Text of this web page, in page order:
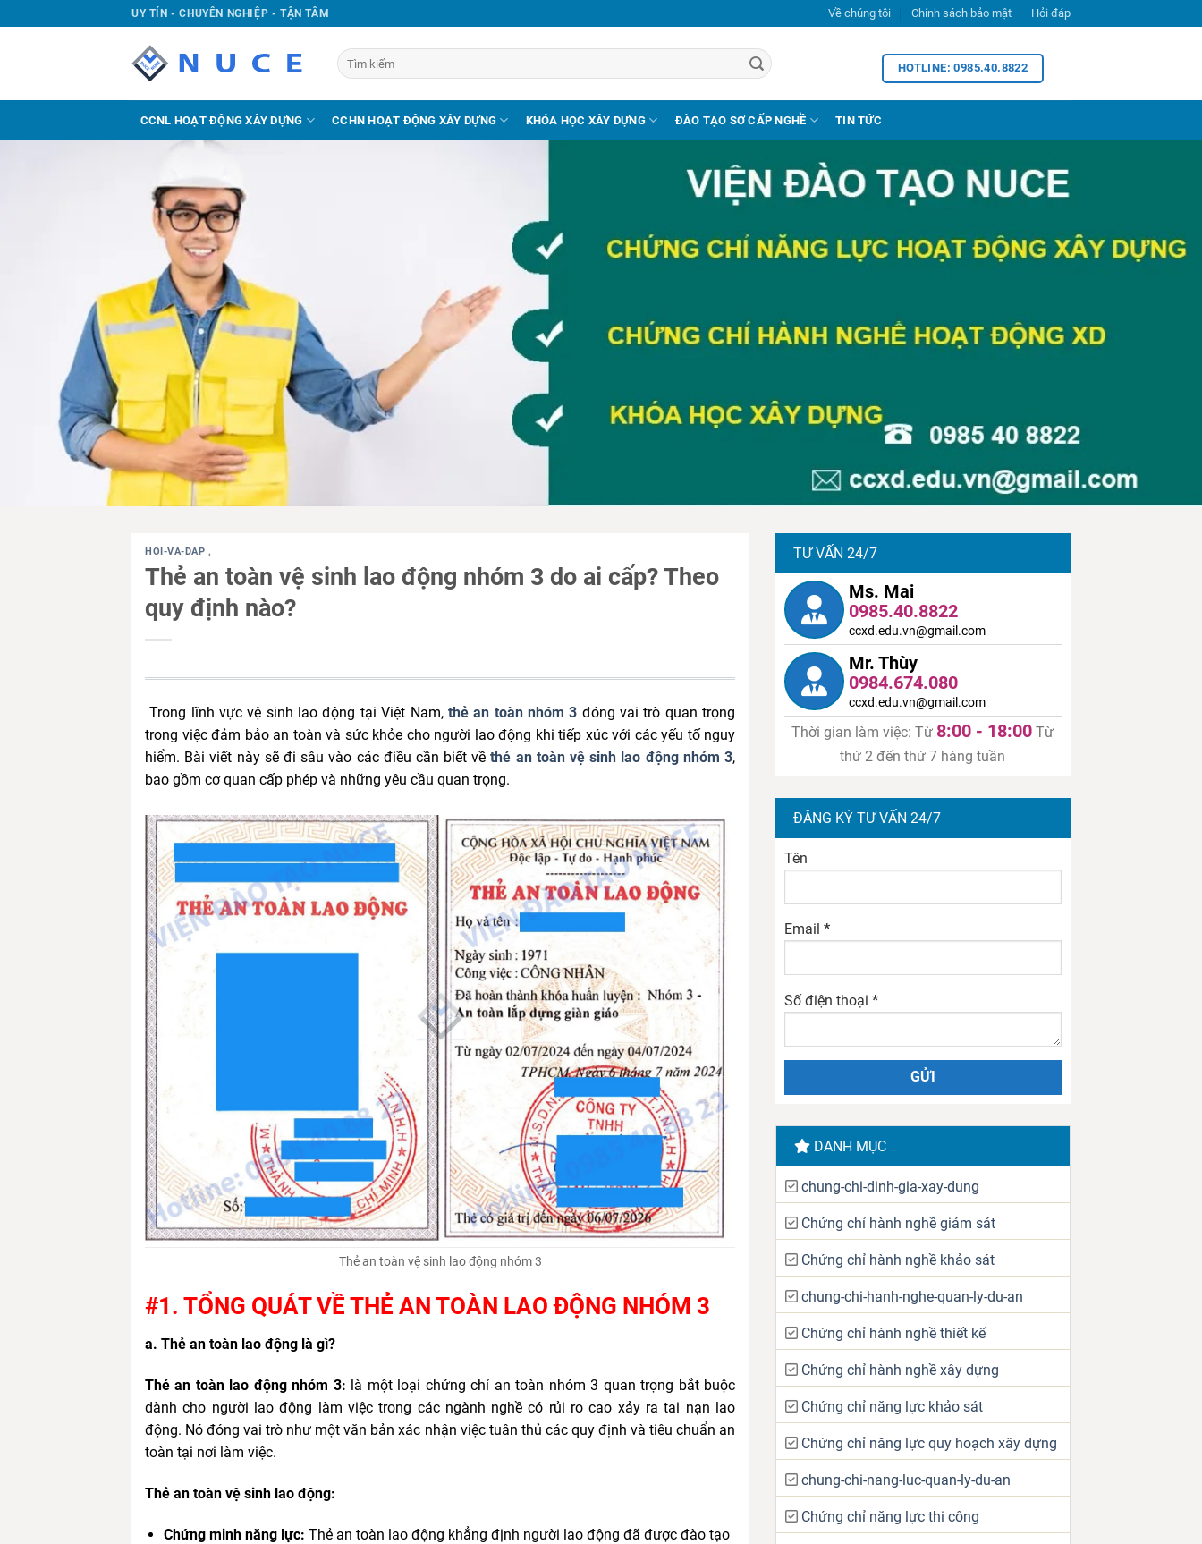
UY TÍN - CHUYÊN NGHIỆP - TẬN TÂM Về chúng tôi Chính sách bảo mật Hỏi đáp
HOTLINE: 0985.40.8822
CCNL HOẠT ĐỘNG XÂY DỰNG CCHN HOẠT ĐỘNG XÂY DỰNG KHÓA HỌC XÂY DỰNG ĐÀO TẠO SƠ CẤP NGHỀ TIN TỨC
HOI-VA-DAP,
Thẻ an toàn vệ sinh lao động nhóm 3 do ai cấp? Theo
quy định nào?
Trong lĩnh vực vệ sinh lao động tại Việt Nam, thẻ an toàn nhóm 3 đóng vai trò quan trọng
trong việc đảm bảo an toàn và sức khỏe cho người lao động khi tiếp xúc với các yếu tố nguy
hiểm. Bài viết này sẽ đi sâu vào các điều cần biết vềthẻ an toàn vệ sinh lao động nhóm 3,
bao gồm cơ quan cấp phép và những yêu cầu quan trọng.
Thẻ an toàn vệ sinh lao động nhóm 3
#1. TỔNG QUÁT VỀ THẺ AN TOÀN LAO ĐỘNG NHÓM 3
a. Thẻ an toàn lao động là gì?
Thẻ an toàn lao động nhóm 3: là một loại chứng chỉ an toàn nhóm 3 quan trọng bắt buộc
dành cho người lao động làm việc trong các ngành nghề có rủi ro cao xảy ra tai nạn lao
động. Nó đóng vai trò như một văn bản xác nhận việc tuân thủ các quy định và tiêu chuẩn an
toàn tại nơi làm việc.
Thẻ an toàn vệ sinh lao động:
Chứng minh năng lực: Thẻ an toàn lao động khẳng định người lao động đã được đào tạo
TƯ VẤN 24/7
Ms. Mai
0985.40.8822
ccxd.edu.vn@gmail.com
Mr. Thùy
0984.674.080
ccxd.edu.vn@gmail.com
Thời gian làm việc: Từ 8:00 - 18:00 Từ
thứ 2 đến thứ 7 hàng tuần
ĐĂNG KÝ TƯ VẤN 24/7
Tên
Email *
Số điện thoại *
DANH MỤC
chung-chi-dinh-gia-xay-dung
Chứng chỉ hành nghề giám sát
Chứng chỉ hành nghề khảo sát
chung-chi-hanh-nghe-quan-ly-du-an
Chứng chỉ hành nghề thiết kế
Chứng chỉ hành nghề xây dựng
Chứng chỉ năng lực khảo sát
Chứng chỉ năng lực quy hoạch xây dựng
chung-chi-nang-luc-quan-ly-du-an
Chứng chỉ năng lực thi công